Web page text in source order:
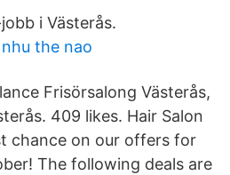
i Västerås.
the nao
Frisörsalong Västerås,
409 likes. Hair Salon
chance on our offers for
The following deals are